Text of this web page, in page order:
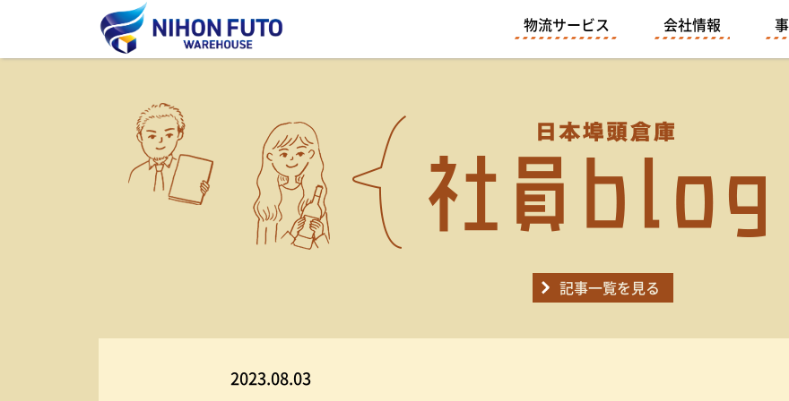
物流サービス 会社情報
記事一覧を見る
2023.08.03